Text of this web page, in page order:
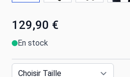
129,90 €
En stock